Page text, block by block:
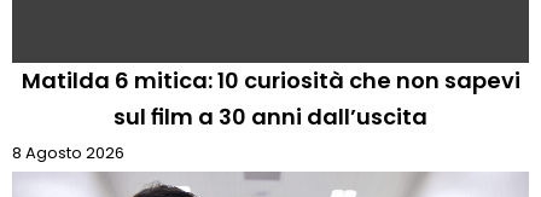
Matilda 6 mitica: 10 curiosità che non sapevi
sul film a 30 anni dall’uscita
8 Agosto 2026